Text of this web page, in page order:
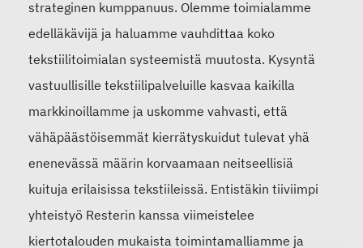
strateginen kumppanuus. Olemme toimialamme
edelläkävijä ja haluamme vauhdittaa koko
tekstiilitoimialan systeemistä muutosta. Kysyntä
vastuullisille tekstiilipalveluille kasvaa kaikilla
markkinoillamme ja uskomme vahvasti, että
vähäpäästöisemmät kierrätyskuidut tulevat yhä
enenevässä määrin korvaamaan neitseellisiä
kuituja erilaisissa tekstiileissä. Entistäkin tiiviimpi
yhteistyö Resterin kanssa viimeistelee
kiertotalouden mukaista toimintamalliamme ja